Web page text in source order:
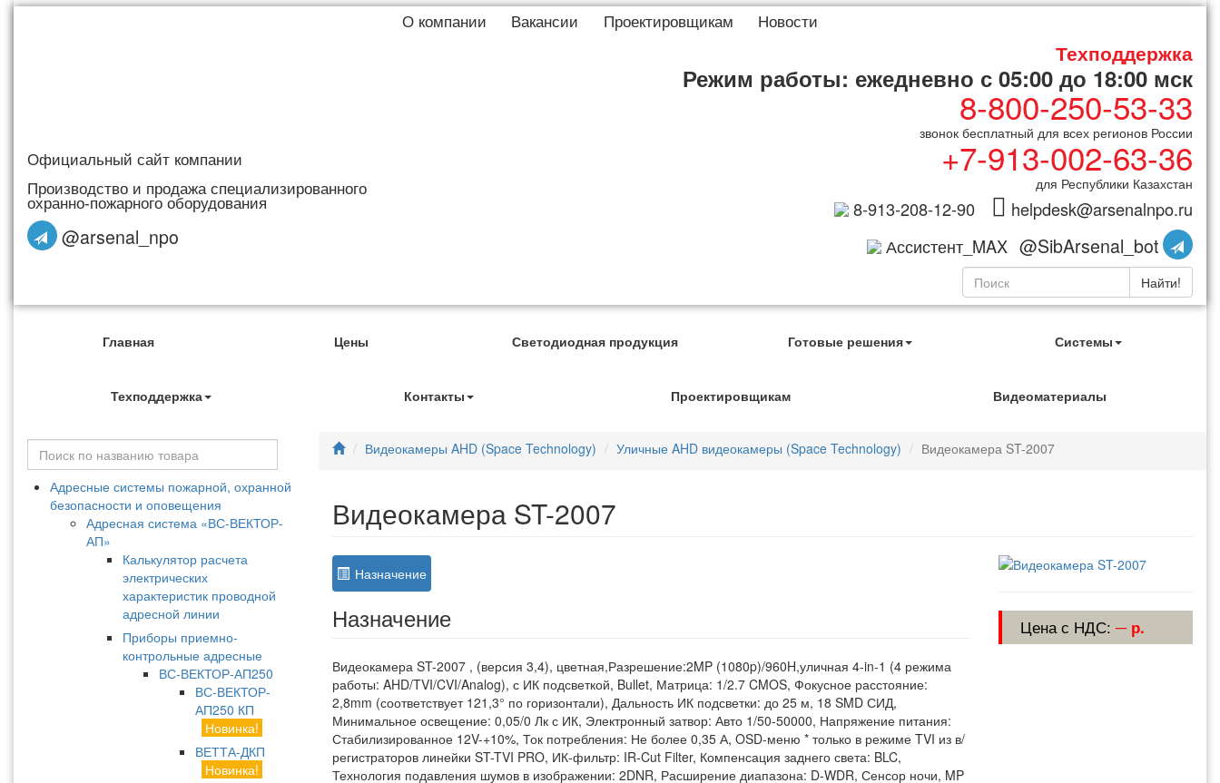
О компании Вакансии Проектировщикам Новости
Официальный сайт компании
Производство и продажа специализированного
охранно-пожарного оборудования
@arsenal_npo
Техподдержка
Режим работы: ежедневно с 05:00 до 18:00 мск
8-800-250-53-33
звонок бесплатный для всех регионов России
+7-913-002-63-36
для Республики Казахстан
8-913-208-12-90
helpdesk@arsenalnpo.ru
Ассистент_MAX @SibArsenal_bot
Найти!
Главная Цены Светодиодная продукция Готовые решения Системы
Техподдержка Контакты Проектировщикам Видеоматериалы
Адресные системы пожарной, охранной
безопасности и оповещения
Адресная система «ВС-ВЕКТОР-
АП»
Калькулятор расчета
электрических
характеристик проводной
адресной линии
Приборы приемно-
контрольные адресные
ВС-ВЕКТОР-АП250
ВС-ВЕКТОР-
АП250 КП
Новинка!
ВЕТТА-ДКП
Новинка!
Видеокамеры AHD (Space Technology) Уличные AHD видеокамеры (Space Technology) Видеокамера ST-2007
Видеокамера ST-2007
Назначение
Назначение
Видеокамера ST-2007 , (версия 3,4), цветная,Разрешение:2MP (1080p)/960H,уличная 4-in-1 (4 режима
работы: AHD/TVI/CVI/Analog), с ИК подсветкой, Bullet, Матрица: 1/2.7 CMOS, Фокусное расстояние:
2,8mm (соответствует 121,3° по горизонтали), Дальность ИК подсветки: до 25 м, 18 SMD СИД,
Минимальное освещение: 0,05/0 Лк с ИК, Электронный затвор: Авто 1/50-50000, Напряжение питания:
Стабилизированное 12V-+10%, Ток потребления: Не более 0,35 А, OSD-меню * только в режиме TVI из в/
регистраторов линейки ST-TVI PRO, ИК-фильтр: IR-Cut Filter, Компенсация заднего света: BLC,
Технология подавления шумов в изображении: 2DNR, Расширение диапазона: D-WDR, Сенсор ночи, MP
Цена с НДС: ─ р.